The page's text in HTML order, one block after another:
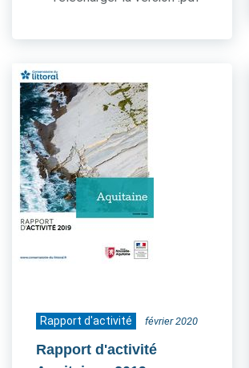
Rapport d'activité février 2020
Rapport d'activité